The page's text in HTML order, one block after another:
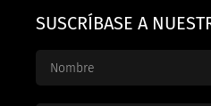
SUSCRÍBASE A